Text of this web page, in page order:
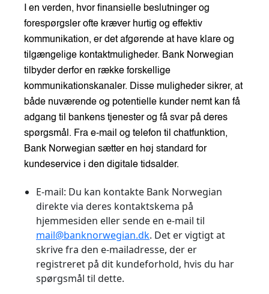
I en verden, hvor finansielle beslutninger og
forespørgsler ofte kræver hurtig og effektiv
kommunikation, er det afgørende at have klare og
tilgængelige kontaktmuligheder. Bank Norwegian
tilbyder derfor en række forskellige
kommunikationskanaler. Disse muligheder sikrer, at
både nuværende og potentielle kunder nemt kan få
adgang til bankens tjenester og få svar på deres
spørgsmål. Fra e-mail og telefon til chatfunktion,
Bank Norwegian sætter en høj standard for
kundeservice i den digitale tidsalder.
E-mail: Du kan kontakte Bank Norwegian
direkte via deres kontaktskema på
hjemmesiden eller sende en e-mail til
mail@banknorwegian.dk. Det er vigtigt at
skrive fra den e-mailadresse, der er
registreret på dit kundeforhold, hvis du har
spørgsmål til dette.